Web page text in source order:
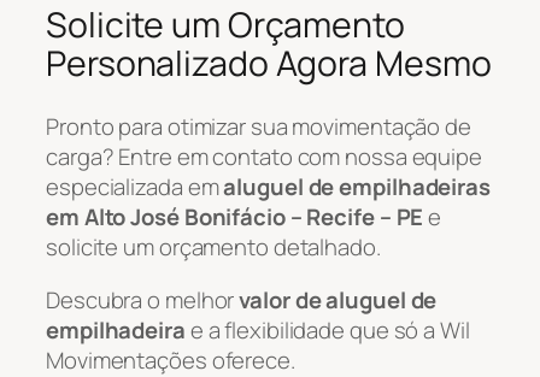
Solicite um Orçamento
Personalizado Agora Mesmo
Pronto para otimizar sua movimentação de
carga? Entre em contato com nossa equipe
especializada emaluguel de empilhadeiras
em Alto José Bonifácio – Recife – PEe
solicite um orçamento detalhado.
Descubra o melhorvalor de aluguel de
empilhadeirae a flexibilidade que só a Wil
Movimentações oferece.